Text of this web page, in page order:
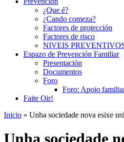
¿Que é?
¿Cando comeza?
Factores de protección
Factores de risco
NIVEIS
Espazo de Prevención Familiar
Presentación
Documentos
Foro
Foro: Apoio
Faite Oir!
Inicio » Unha sociedade nova esixe